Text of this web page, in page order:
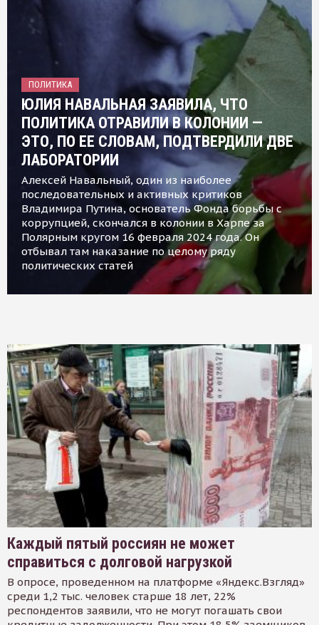
ПОЛИТИКА
ЮЛИЯ НАВАЛЬНАЯ ЗАЯВИЛА, ЧТО
ПОЛИТИКА ОТРАВИЛИ В КОЛОНИИ —
ЭТО, ПО ЕЕ СЛОВАМ, ПОДТВЕРДИЛИ ДВЕ
ЛАБОРАТОРИИ
Алексей Навальный, один из наиболее
последовательных и активных критиков
Владимира Путина, основатель Фонда борьбы с
коррупцией, скончался в колонии в Харпе за
Полярным кругом 16 февраля 2024 года. Он
отбывал там наказание по целому ряду
политических статей
Каждый пятый россиян не может
справиться с долговой нагрузкой
В опросе, проведенном на платформе «Яндекс.Взгляд»
среди 1,2 тыс. человек старше 18 лет, 22%
респондентов заявили, что не могут погашать свои